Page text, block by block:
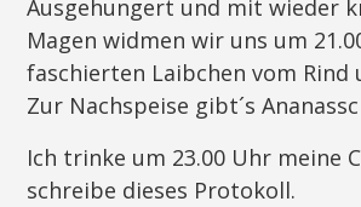
Ausgehungert und mit wieder
Magen widmen wir uns um
faschierten Laibchen vom Rind
Zur Nachspeise gibt´s
Ich trinke um 23.00 Uhr meine
schreibe dieses Protokoll.